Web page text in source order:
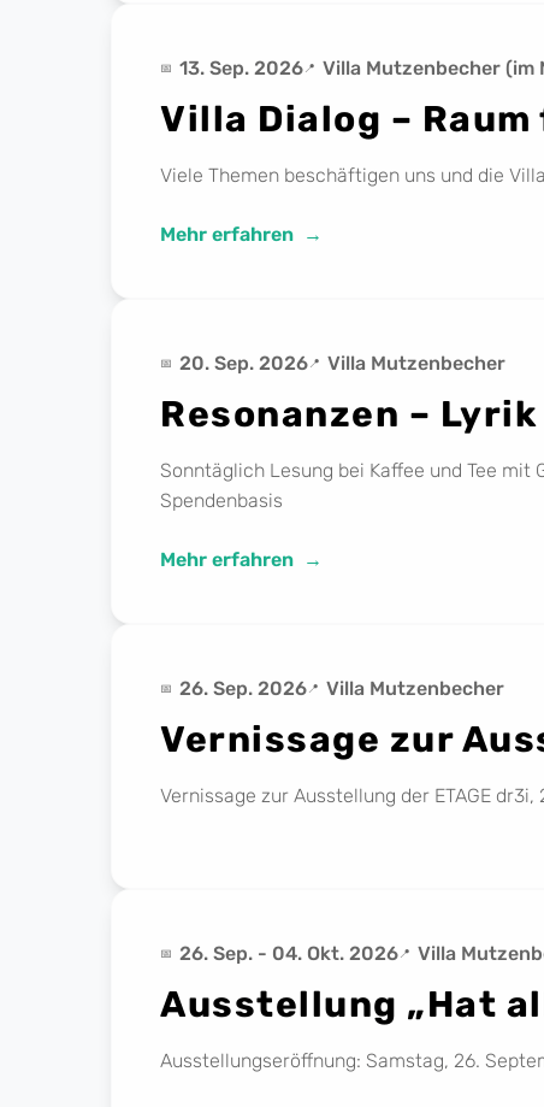
13. Sep. 2026 Villa Mutzenbecher (im
Villa Dialog –
Viele Themen beschäftigen uns und die
Mehr erfahren
20. Sep. 2026 Villa Mutzenbecher
Resonanzen –
Sonntäglich Lesung bei Kaffee und Tee mit
Spendenbasis
Mehr erfahren
26. Sep. 2026 Villa Mutzenbecher
Vernissage zur
Vernissage zur Ausstellung der ETAGE
26. Sep. - 04. Okt. 2026 Villa
Ausstellung „Hat
Ausstellungseröffnung: Samstag, 26.